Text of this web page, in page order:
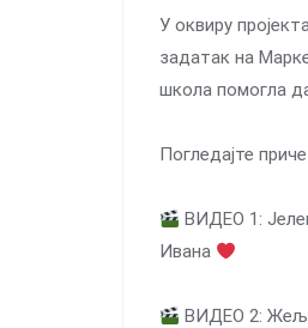
У оквиру
задатак на
школа помогла
Погледајте
ВИДЕО 1:
Ивана
ВИДЕО 2: